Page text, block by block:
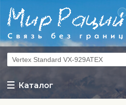
Каталог